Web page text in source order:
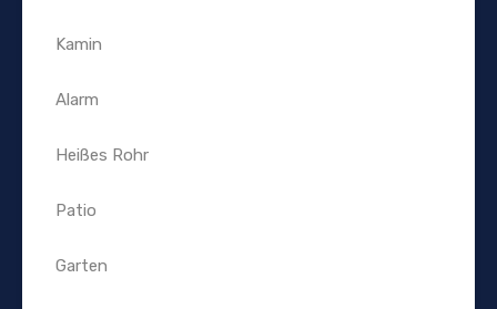
Kamin
Alarm
Heißes Rohr
Patio
Garten